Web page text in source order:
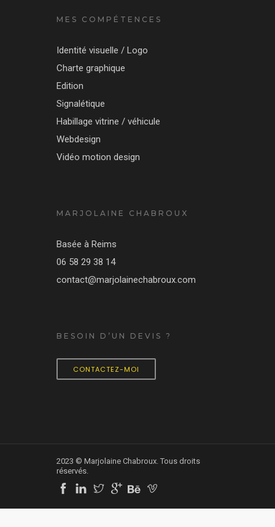
MES COMPÉTENCES
Identité visuelle / Logo
Charte graphique
Edition
Signalétique
Habillage vitrine / véhicule
Webdesign
Vidéo motion design
MARJOLAINE CHABROUX
Basée à Reims
06 58 29 38 14
contact@marjolainechabroux.com
BESOIN D’UN DEVIS ?
CONTACTEZ-MOI
2023 © Marjolaine Chabroux. Tous droits
réservés.